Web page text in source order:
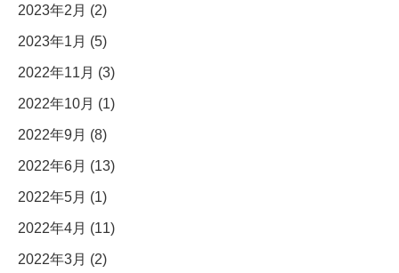
2023年2月 (2)
2023年1月 (5)
2022年11月 (3)
2022年10月 (1)
2022年9月 (8)
2022年6月 (13)
2022年5月 (1)
2022年4月 (11)
2022年3月 (2)